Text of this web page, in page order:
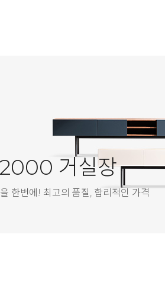
거실장
한번에! 최고의 품질, 합리적인 가격